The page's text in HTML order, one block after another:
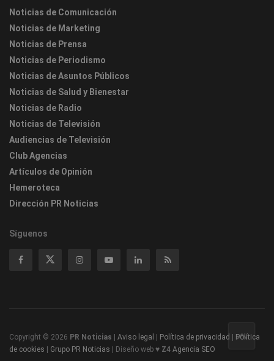
Noticias de Comunicación
Noticias de Marketing
Noticias de Prensa
Noticias de Periodismo
Noticias de Asuntos Públicos
Noticias de Salud y Bienestar
Noticias de Radio
Noticias de Televisión
Audiencias de Televisión
Club Agencias
Artículos de Opinión
Hemeroteca
Dirección PR Noticias
Síguenos
Copyright © 2026 PR Noticias Aviso legal Política de privacidad
Política
de cookies
Grupo PR Noticias | Diseño web ♥ Z4 Agencia SEO